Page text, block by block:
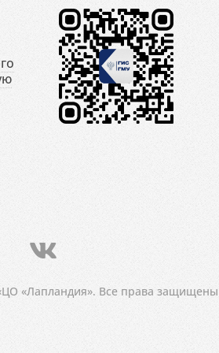
«Лапландия». Все права